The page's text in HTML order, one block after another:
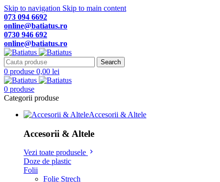
Skip to navigation Skip to main content
073 094 6692
online@batiatus.ro
0730 946 692
online@batiatus.ro
Search
0 produse 0,00 lei
0 produse
Categorii produse
Accesorii & Altele
Accesorii & Altele
Vezi toate produsele
Doze de plastic
Folii
Folie Strech